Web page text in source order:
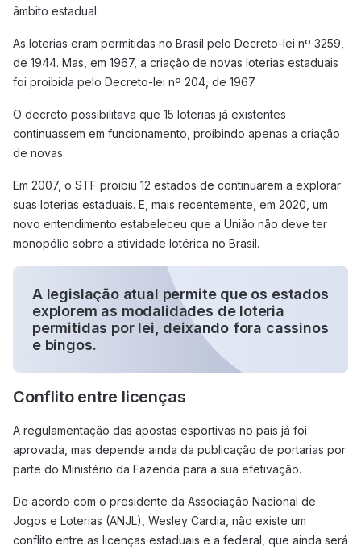
âmbito estadual.
As loterias eram permitidas no Brasil pelo Decreto-lei nº 3259,
de 1944. Mas, em 1967, a criação de novas loterias estaduais
foi proibida pelo Decreto-lei nº 204, de 1967.
O decreto possibilitava que 15 loterias já existentes
continuassem em funcionamento, proibindo apenas a criação
de novas.
Em 2007, o STF proibiu 12 estados de continuarem a explorar
suas loterias estaduais. E, mais recentemente, em 2020, um
novo entendimento estabeleceu que a União não deve ter
monopólio sobre a atividade lotérica no Brasil.
A legislação atual permite que os estados
explorem as modalidades de loteria
permitidas por lei, deixando fora cassinos
e bingos.
Conflito entre licenças
A regulamentação das apostas esportivas no país já foi
aprovada, mas depende ainda da publicação de portarias por
parte do Ministério da Fazenda para a sua efetivação.
De acordo com o presidente da Associação Nacional de
Jogos e Loterias (ANJL), Wesley Cardia, não existe um
conflito entre as licenças estaduais e a federal, que ainda será